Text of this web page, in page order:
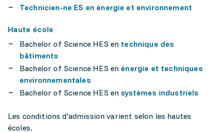
Technicien-ne ES en énergie et environnement
Haute école
Bachelor of Science HES en technique des
bâtiments
Bachelor of Science HES en énergie et techniques
environnementales
Bachelor of Science HES en systèmes industriels
Les conditions d'admission varient selon les hautes
écoles.